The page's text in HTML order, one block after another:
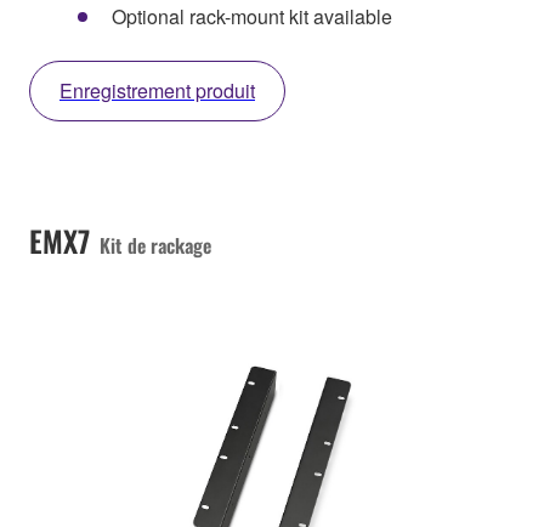
Optional rack-mount kit available
Enregistrement produit
EMX7 Kit de rackage